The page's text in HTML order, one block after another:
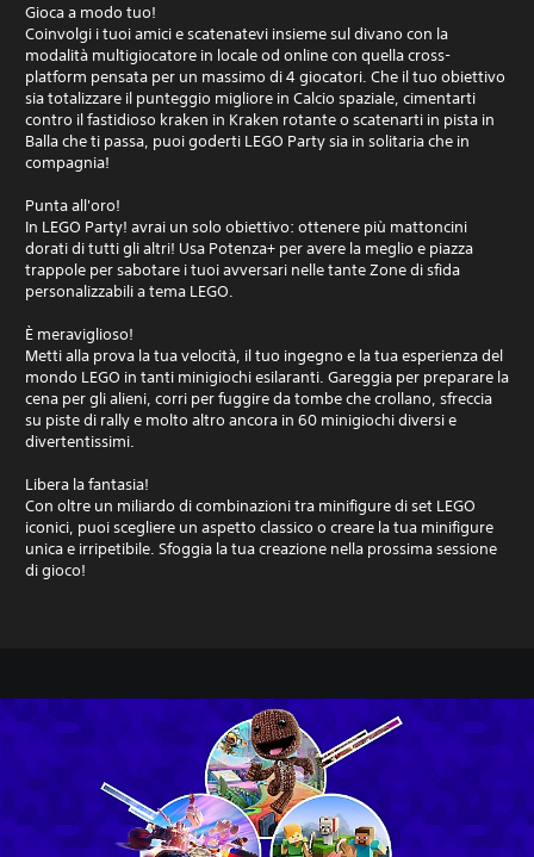
Gioca a modo tuo!
Coinvolgi i tuoi amici e scatenatevi insieme sul divano con la
modalità multigiocatore in locale od online con quella cross-
platform pensata per un massimo di 4 giocatori. Che il tuo obiettivo
sia totalizzare il punteggio migliore in Calcio spaziale, cimentarti
contro il fastidioso kraken in Kraken rotante o scatenarti in pista in
Balla che ti passa, puoi goderti LEGO Party sia in solitaria che in
compagnia!
Punta all'oro!
In LEGO Party! avrai un solo obiettivo: ottenere più mattoncini
dorati di tutti gli altri! Usa Potenza+ per avere la meglio e piazza
trappole per sabotare i tuoi avversari nelle tante Zone di sfida
personalizzabili a tema LEGO.
È meraviglioso!
Metti alla prova la tua velocità, il tuo ingegno e la tua esperienza del
mondo LEGO in tanti minigiochi esilaranti. Gareggia per preparare la
cena per gli alieni, corri per fuggire da tombe che crollano, sfreccia
su piste di rally e molto altro ancora in 60 minigiochi diversi e
divertentissimi.
Libera la fantasia!
Con oltre un miliardo di combinazioni tra minifigure di set LEGO
iconici, puoi scegliere un aspetto classico o creare la tua minifigure
unica e irripetibile. Sfoggia la tua creazione nella prossima sessione
di gioco!